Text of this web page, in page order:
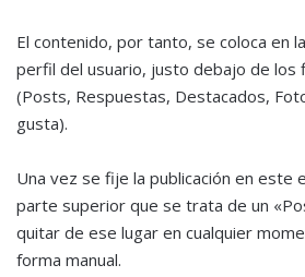
El contenido, por tanto, se coloca en
perfil del usuario, justo debajo de los
(Posts, Respuestas, Destacados,
gusta).
Una vez se fije la publicación en este
parte superior que se trata de un
quitar de ese lugar en cualquier
forma manual.